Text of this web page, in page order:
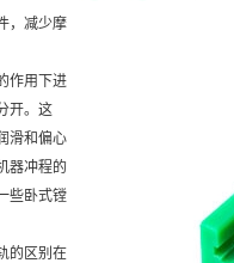
，减少摩
作用下进
开。这
滑和偏心
器冲程的
些卧式镗
的区别在